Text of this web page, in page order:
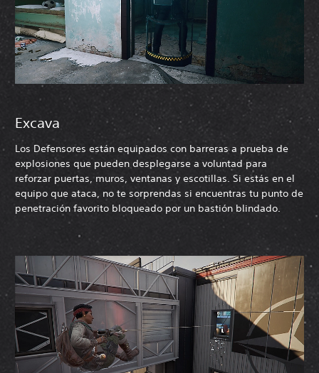
Excava
Los Defensores están equipados con barreras a prueba de
explosiones que pueden desplegarse a voluntad para
reforzar puertas, muros, ventanas y escotillas. Si estás en el
equipo que ataca, no te sorprendas si encuentras tu punto de
penetración favorito bloqueado por un bastión blindado.